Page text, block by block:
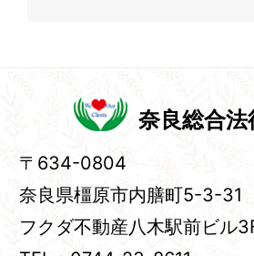
奈良総合法
〒634-0804
奈良県橿原市内膳町5-3-31
フクダ不動産八木駅前ビル